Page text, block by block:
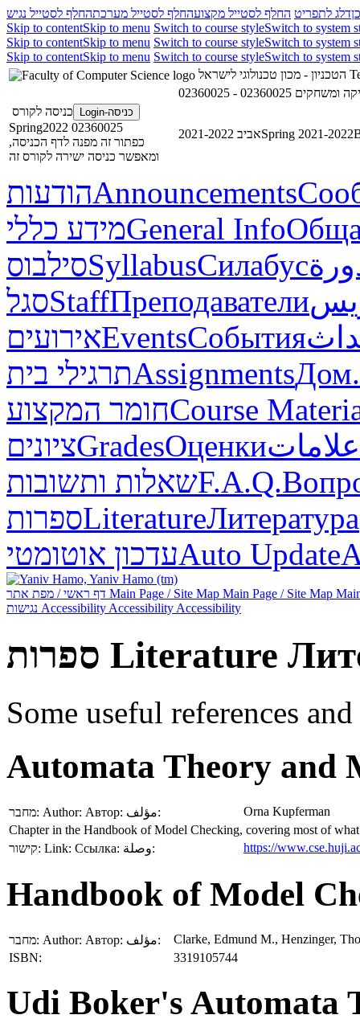
דלג לתפריט החלף לסטייל מקצועהחלף לסטייל מערכתהחלף לסטייל נגיש
Skip to contentSkip to menu Switch to course styleSwitch to system
Skip to contentSkip to menu Switch to course styleSwitch to system
Skip to contentSkip to menu Switch to course styleSwitch to system
לוגיקה ומשחקים
כניסה-Login
כניסה לקורס
02360025 Spring2022
כפתור זה מפנה לדף הכניסה,
ומאפשר כניסה ישירה לקורס זה
אביב 2021-2022Spring 2021-2022
הודעותAnnouncements
מידע כלליGeneral Info
סילבוסSyllabusСилабус
סגלStaffПреподаватели
אירועיםEventsСобытия
תרגילי ביתAssignmentsДом.
חומר המקצועCourse
ציוניםGradesОценкиعلامات
שאלות ותשובותF.A.Q.
ספרותLiteratureЛитература
עדכון אוטומטיAuto Update
Main Page / Site Map Main Page / Site Map
Accessibility Accessibility Accessibility
ספרות Literature
Some useful references
Automata Theory and
מחבר: Author: Автор: مؤلف:
Orna Kupferman
Chapter in the Handbook of Model Checking, covering most of
קישור: Link: Ссылка: وصلة: https://
Handbook of Model
מחבר: Author: Автор: مؤلف:
Clarke, Edmund M., Henzinger,
ISBN:
3319105744
Udi Boker's Automata